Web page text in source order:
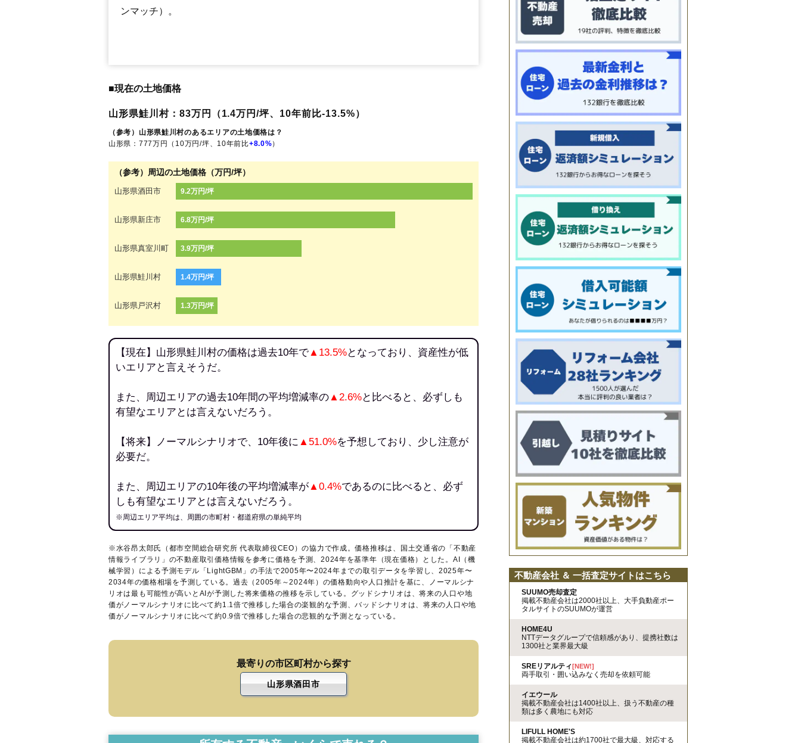
ンマッチ）。
■現在の土地価格
山形県鮭川村：83万円（1.4万円/坪、10年前比-13.5%）
（参考）山形県鮭川村のあるエリアの土地価格は？
山形県：777万円（10万円/坪、10年前比+8.0%）
（参考）周辺の土地価格（万円/坪）
山形県酒田市 9.2万円/坪
山形県新庄市 6.8万円/坪
山形県真室川町 3.9万円/坪
山形県鮭川村 1.4万円/坪
山形県戸沢村 1.3万円/坪
【現在】山形県鮭川村の価格は過去10年で▲13.5%となっており、資産性が低
いエリアと言えそうだ。
また、周辺エリアの過去10年間の平均増減率の▲2.6%と比べると、必ずしも
有望なエリアとは言えないだろう。
【将来】ノーマルシナリオで、10年後に ▲51.0%を予想しており、少し注意が
必要だ。
また、周辺エリアの10年後の平均増減率が▲0.4%であるのに比べると、必ず
しも有望なエリアとは言えないだろう。
※周辺エリア平均は、周囲の市町村・都道府県の単純平均
※水谷昂太郎氏（都市空間総合研究所 代表取締役CEO）の協力で作成。価格推移は、国土交通省の「 不動産
情報ライブラリ 」の不動産取引価格情報を参考に価格を予測、2024年を基準年（現在価格）とした。AI（機
械学習）による予測モデル「LightGBM」の手法で2005年〜2024年までの取引データを学習し、2025年〜
2034年の価格相場を予測している。過去（2005年～2024年）の価格動向や人口推計を基に、ノーマルシナ
リオは最も可能性が高いとAIが予測した将来価格の推移を示している。グッドシナリオは、将来の人口や地
価がノーマルシナリオに比べて約1.1倍で推移した場合の楽観的な予測、バッドシナリオは、将来の人口や地
価がノーマルシナリオに比べて約0.9倍で推移した場合の悲観的な予測となっている。
最寄りの市区町村から探す
山形県酒田市
不動産会社 ＆ 一括査定サイトはこちら
SUUMO売却査定
掲載不動産会社は2000社以上、大手負動産ポー
タルサイトのSUUMOが運営
HOME4U
NTTデータグループで信頼感があり、提携社数は
1300社と業界最大級
SREリアルティ[NEW!]
両手取引・囲い込みなく売却を依頼可能
イエウール
掲載不動産会社は1400社以上、扱う不動産の種
類は多く農地にも対応
LIFULL HOME'S
掲載不動産会社は約1700社で最大級、対応する